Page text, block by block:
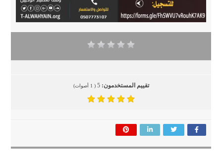
تقييم المستخدمون:5
(
1 أصوات)